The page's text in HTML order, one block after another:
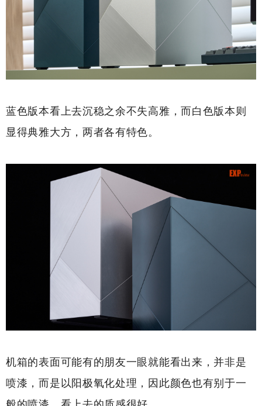
蓝色版本看上去沉稳之余不失高雅，而白色版本则
显得典雅大方，两者各有特色。
机箱的表面可能有的朋友一眼就能看出来，并非是
喷漆，而是以阳极氧化处理，因此颜色也有别于一